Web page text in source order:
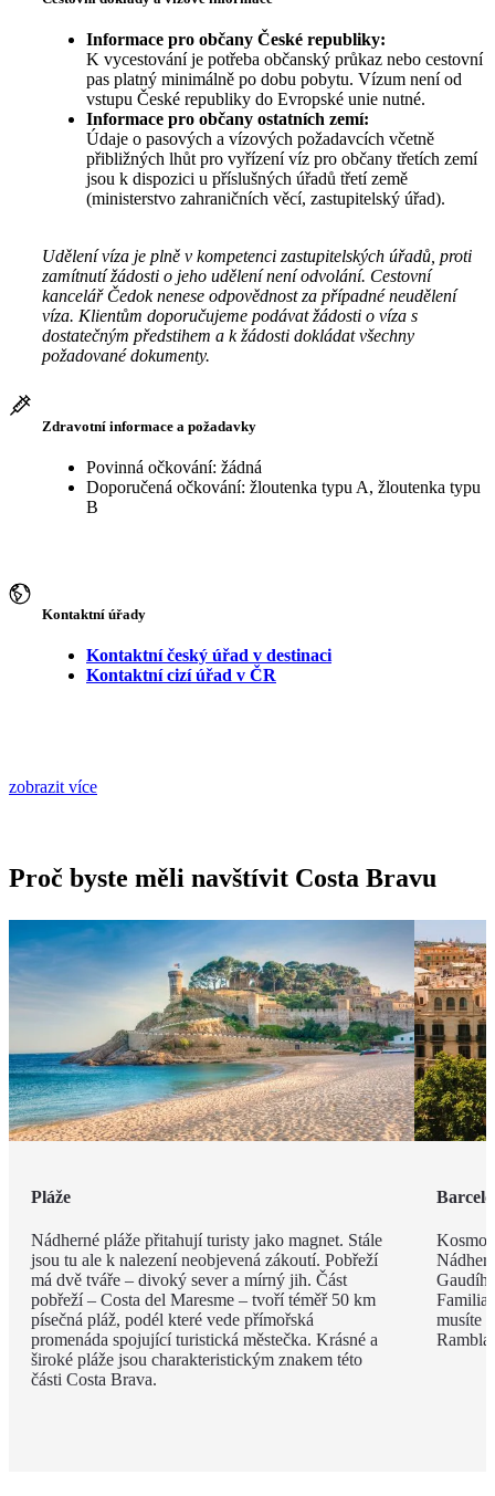
Informace pro občany České republiky:
K vycestování je potřeba občanský průkaz nebo cestovní
pas platný minimálně po dobu pobytu. Vízum není od
vstupu České republiky do Evropské unie nutné.
Informace pro občany ostatních zemí:
Údaje o pasových a vízových požadavcích včetně
přibližných lhůt pro vyřízení víz pro občany třetích zemí
jsou k dispozici u příslušných úřadů třetí země
(ministerstvo zahraničních věcí, zastupitelský úřad).
Udělení víza je plně v kompetenci zastupitelských úřadů, proti
zamítnutí žádosti o jeho udělení není odvolání. Cestovní
kancelář Čedok nenese odpovědnost za případné neudělení
víza. Klientům doporučujeme podávat žádosti o víza s
dostatečným předstihem a k žádosti dokládat všechny
požadované dokumenty.
Zdravotní informace a požadavky
Povinná očkování: žádná
Doporučená očkování: žloutenka typu A, žloutenka typu
B
Kontaktní úřady
Kontaktní český úřad v destinaci
Kontaktní cizí úřad v ČR
zobrazit více
Proč byste měli navštívit Costa Bravu
Pláže
Nádherné pláže přitahují turisty jako magnet. Stále
jsou tu ale k nalezení neobjevená zákoutí. Pobřeží
má dvě tváře – divoký sever a mírný jih. Část
pobřeží – Costa del Maresme – tvoří téměř 50 km
písečná pláž, podél které vede přímořská
promenáda spojující turistická městečka. Krásné a
široké pláže jsou charakteristickým znakem této
části Costa Brava.
Familia
musíte